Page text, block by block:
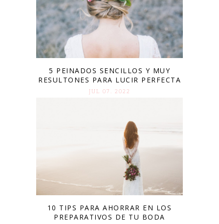
5 PEINADOS SENCILLOS Y MUY
RESULTONES PARA LUCIR PERFECTA
JUL 07. 2022
10 TIPS PARA AHORRAR EN LOS
PREPARATIVOS DE TU BODA